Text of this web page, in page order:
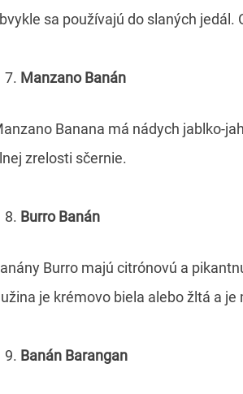
sa používajú do slaných jedál.
Manzano Banán
Banana má nádych jablko-
zrelosti sčernie.
Burro Banán
Burro majú citrónovú a
je krémovo biela alebo žltá a je
Banán Barangan